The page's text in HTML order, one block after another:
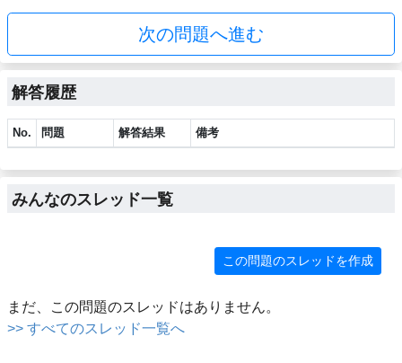
次の問題へ進む
解答履歴
No. 問題 解答結果 備考
みんなのスレッド一覧
この問題のスレッドを作成
まだ、この問題のスレッドはありません。
>> すべてのスレッド一覧へ